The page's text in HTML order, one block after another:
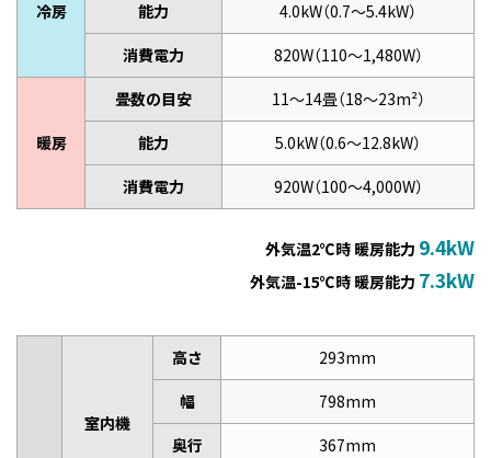
冷房
能力
4.0kW（0.7～5.4kW）
消費電力
820W（110～1,480W）
暖房
畳数の目安
11～14畳（18～23m²）
能力
5.0kW（0.6～12.8kW）
消費電力
920W（100～4,000W）
外気温2℃時 暖房能力 9.4kW
外気温-15℃時 暖房能力 7.3kW
室内機
高さ
293mm
幅
798mm
奥行
367mm